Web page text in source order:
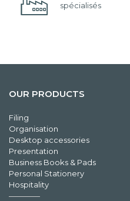
spécialisés
OUR PRODUCTS
Filing
Organisation
Desktop accessories
Presentation
Business Books & Pads
Personal Stationery
Hospitality